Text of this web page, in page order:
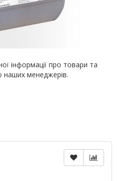
інформації про товари та
наших менеджерів.